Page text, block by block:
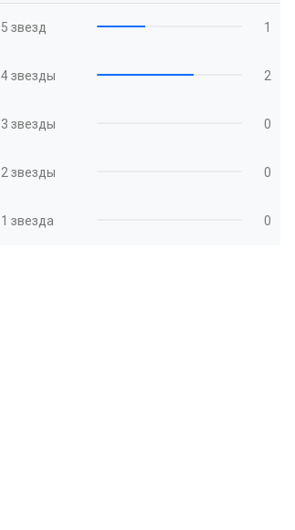
5 звезд 1
4 звезды 2
3 звезды 0
2 звезды 0
1 звезда 0